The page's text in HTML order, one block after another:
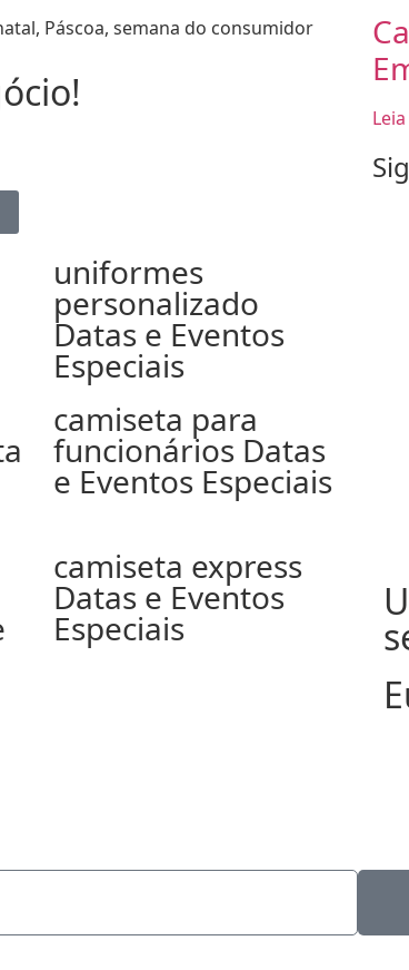
, Páscoa, semana do consumidor
uniformes
personalizado
Datas e Eventos
Especiais
camiseta para
funcionários Datas
e Eventos Especiais
camiseta express
Datas e Eventos
Especiais